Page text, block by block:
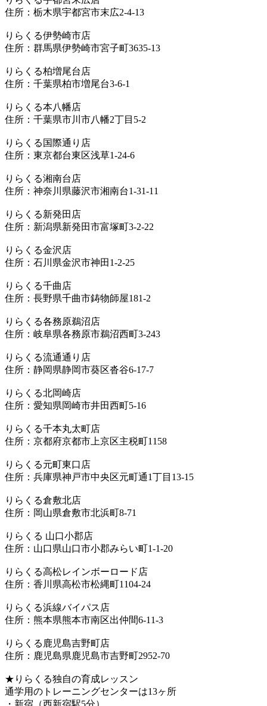
住所：栃木県宇都宮市末広2-4-13
りらくる伊勢崎市店
住所：群馬県伊勢崎市宮子町3635-13
りらくる柏増尾台店
住所：千葉県柏市増尾台3-6-1
りらくる本八幡店
住所：千葉県市川市八幡2丁目5-2
りらくる国際通り店
住所：東京都台東区浅草1-24-6
りらくる湘南台店
住所：神奈川県藤沢市湘南台1-31-11
りらくる新発田店
住所：新潟県新発田市富塚町3-2-22
りらくる金沢店
住所：石川県金沢市神田1-2-25
りらくる千曲店
住所：長野県千曲市鋳物師屋181-2
りらくる各務原鵜沼店
住所：岐阜県各務原市鵜沼西町3-243
りらくる流通通り店
住所：静岡県静岡市葵区沓谷6-17-7
りらくる北岡崎店
住所：愛知県岡崎市井田西町5-16
りらくる千本丸太町店
住所：京都府京都市上京区主税町1158
りらくる元町東口店
住所：兵庫県神戸市中央区元町通1丁目13-15
りらくる倉敷北店
住所：岡山県倉敷市北浜町8-71
りらくる 山口小郡店
住所：山口県山口市小郡みらい町1-1-20
りらくる高松レインボーロード店
住所：香川県高松市松縄町1104-24
りらくる浜線バイパス店
住所：熊本県熊本市南区出仲間6-11-3
りらくる鹿児島吉野町店
住所：鹿児島県鹿児島市吉野町2952-70
★りらくる独自の育成レッスン
通学用のトレーニングセンターは13ヶ所
・新宿（西新宿駅5分）